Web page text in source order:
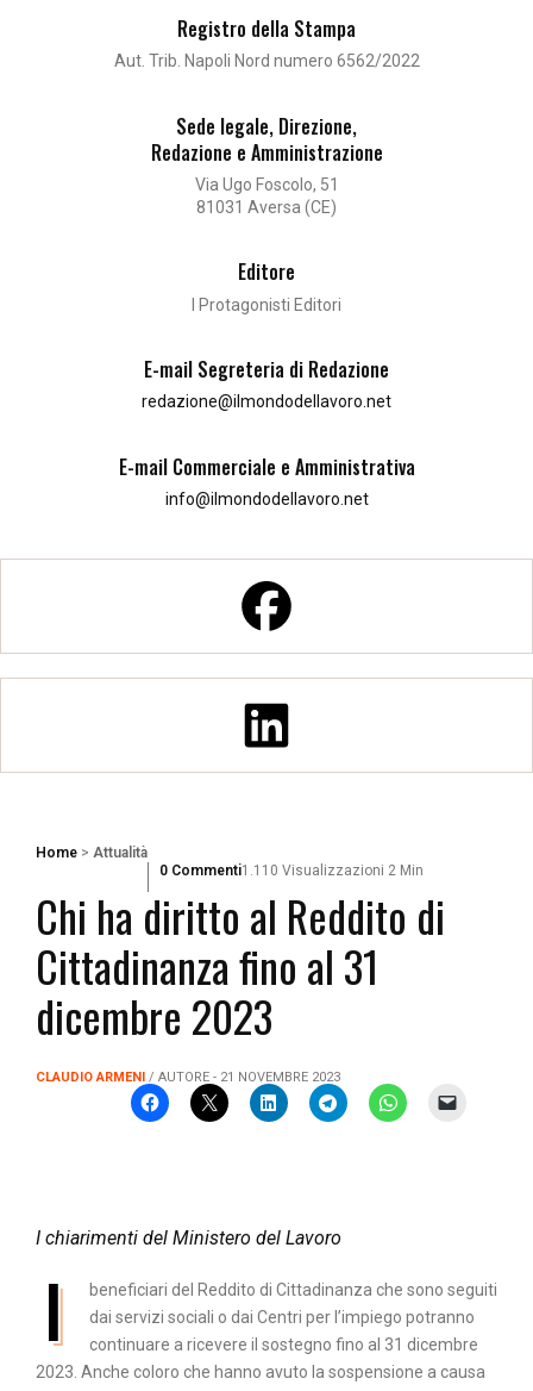
Registro della Stampa
Aut. Trib. Napoli Nord numero 6562/2022
Sede legale, Direzione,
Redazione e Amministrazione
Via Ugo Foscolo, 51
81031 Aversa (CE)
Editore
I Protagonisti Editori
E-mail Segreteria di Redazione
redazione@ilmondodellavoro.net
E-mail Commerciale e Amministrativa
info@ilmondodellavoro.net
Home > Attualità
1.110 Visualizzazioni 2 Min
0 Commenti
Chi ha diritto al Reddito di
Cittadinanza fino al 31
dicembre 2023
CLAUDIO ARMENI / AUTORE - 21 NOVEMBRE 2023
I chiarimenti del Ministero del Lavoro
I
beneficiari del Reddito di Cittadinanza che sono seguiti
dai servizi sociali o dai Centri per l’impiego potranno
continuare a ricevere il sostegno fino al 31 dicembre
2023. Anche coloro che hanno avuto la sospensione a causa